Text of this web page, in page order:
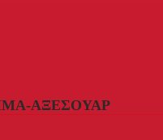
ΑΞΕΣΟΥΆΡ